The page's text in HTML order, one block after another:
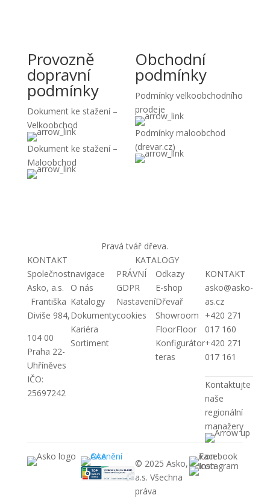
Provozně
dopravní
podmínky
Dokument ke stažení –
Velkoobchod
Dokument ke stažení –
Maloobchod
Obchodní
podmínky
Podmínky velkoobchodního
prodeje
Podmínky maloobchod
(drevar.cz)
Pravá tvář dřeva.
KONTAKT
KATALOGY
Společnost
Asko, a.s.
Františka
Diviše 984,
104 00
Praha 22-
Uhříněves
IČO:
25697242
navigace
O nás
Katalogy
Dokumenty
Kariéra
Sortiment
PRÁVNÍ
GDPR
Nastavení
cookies
Odkazy
E-shop
Dřevař
Showroom
FloorFloor
Konfigurátor
teras
KONTAKT
asko@asko-
as.cz
+420 271
017 160
+420 271
017 161
Kontaktujte
naše
regionální
manažery
© 2025 Asko,
a.s. Všechna
práva